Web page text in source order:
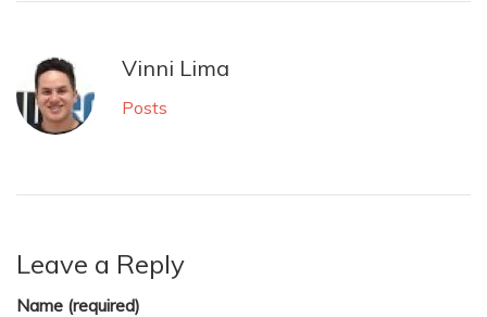
Vinni Lima
Posts
Leave a Reply
Name (required)